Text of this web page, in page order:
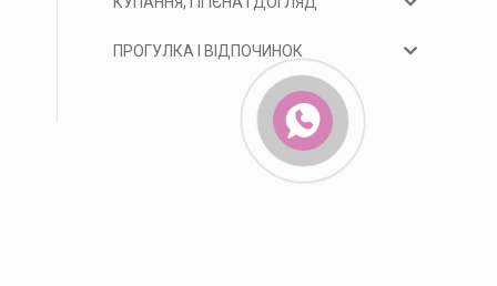
ПРОГУЛКА І ВІДПОЧИНОК